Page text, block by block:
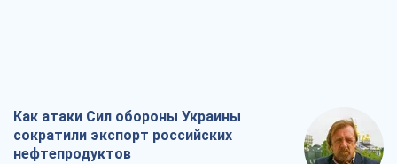
Как атаки Сил обороны Украины
сократили экспорт российских
нефтепродуктов